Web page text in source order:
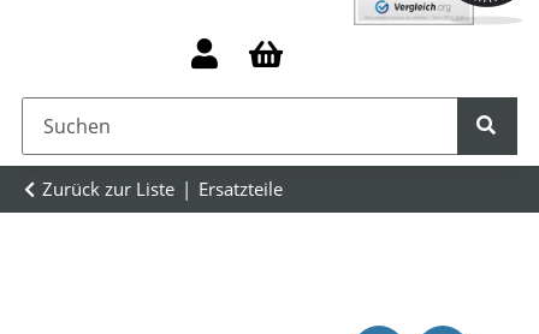
Zurück zur Liste Ersatzteile